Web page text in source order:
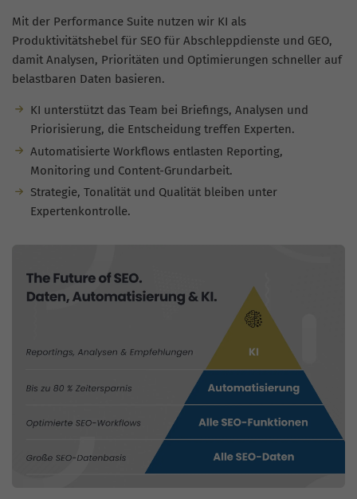
Mit der Performance Suite nutzen wir KI als
Produktivitätshebel für SEO für Abschleppdienste und GEO,
damit Analysen, Prioritäten und Optimierungen schneller auf
belastbaren Daten basieren.
KI unterstützt das Team bei Briefings, Analysen und
Priorisierung, die Entscheidung treffen Experten.
Automatisierte Workflows entlasten Reporting,
Monitoring und Content-Grundarbeit.
Strategie, Tonalität und Qualität bleiben unter
Expertenkontrolle.